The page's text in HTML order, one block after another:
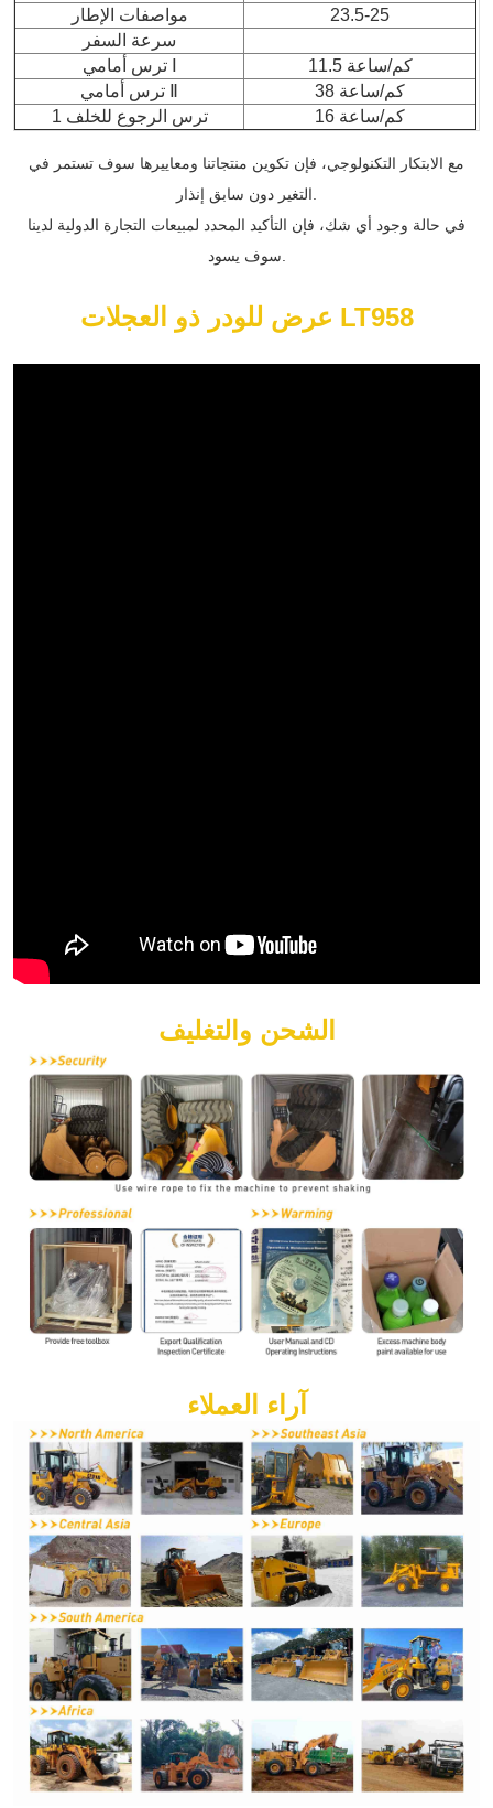
مواصفات الإطار
23.5-25
سرعة السفر
ترس أمامي
11.5 كم/ساعة
38 كم/ساعة
ترس الرجوع للخلف 1
16 كم/ساعة
مع الابتكار التكنولوجي، فإن تكوين منتجاتنا ومعاييرها سوف تستمر في
في حالة وجود أي شك، فإن التأكيد المحدد لمبيعات التجارة الدولية لدينا
عرض للودر ذو العجلات LT958
الشحن والتغليف
آراء العملاء